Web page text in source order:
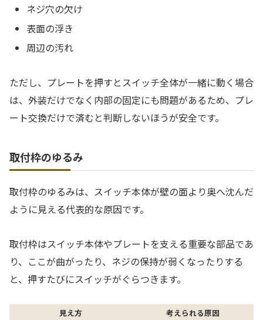
ネジ穴の欠け
表面の浮き
周辺の汚れ
ただし、プレートを押すとスイッチ全体が一緒に動く場合
は、外装だけでなく内部の固定にも問題があるため、プレ
ート交換だけで済むと判断しないほうが安全です。
取付枠のゆるみ
取付枠のゆるみは、スイッチ本体が壁の面より奥へ沈んだ
ように見える代表的な原因です。
取付枠はスイッチ本体やプレートを支える重要な部品であ
り、ここが曲がったり、ネジの保持が弱くなったりする
と、押すたびにスイッチがぐらつきます。
見え方
考えられる原因